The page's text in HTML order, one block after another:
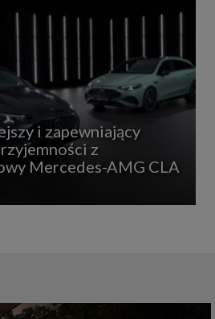
i zapewniający
z
Mercedes-AMG CLA